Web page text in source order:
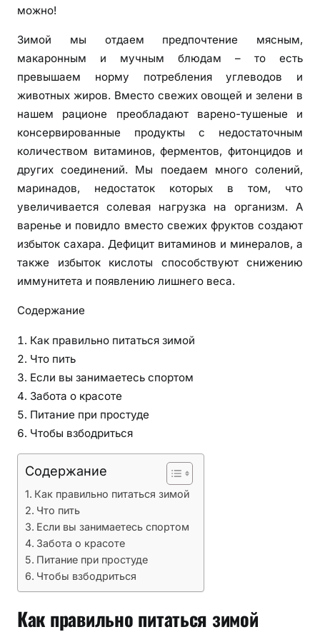
можно!
Зимой мы отдаем предпочтение мясным,
макаронным и мучным блюдам – то есть
превышаем норму потребления углеводов и
животных жиров. Вместо свежих овощей и зелени в
нашем рационе преобладают варено-тушеные и
консервированные продукты с недостаточным
количеством витаминов, ферментов, фитонцидов и
других соединений. Мы поедаем много солений,
маринадов, недостаток которых в том, что
увеличивается солевая нагрузка на организм. А
варенье и повидло вместо свежих фруктов создают
избыток сахара. Дефицит витаминов и минералов, а
также избыток кислоты способствуют снижению
иммунитета и появлению лишнего веса.
Содержание
Как правильно питаться зимой
Что пить
Если вы занимаетесь спортом
Забота о красоте
Питание при простуде
Чтобы взбодриться
Содержание
Как правильно питаться зимой
Что пить
Если вы занимаетесь спортом
Забота о красоте
Питание при простуде
Чтобы взбодриться
Как правильно питаться зимой